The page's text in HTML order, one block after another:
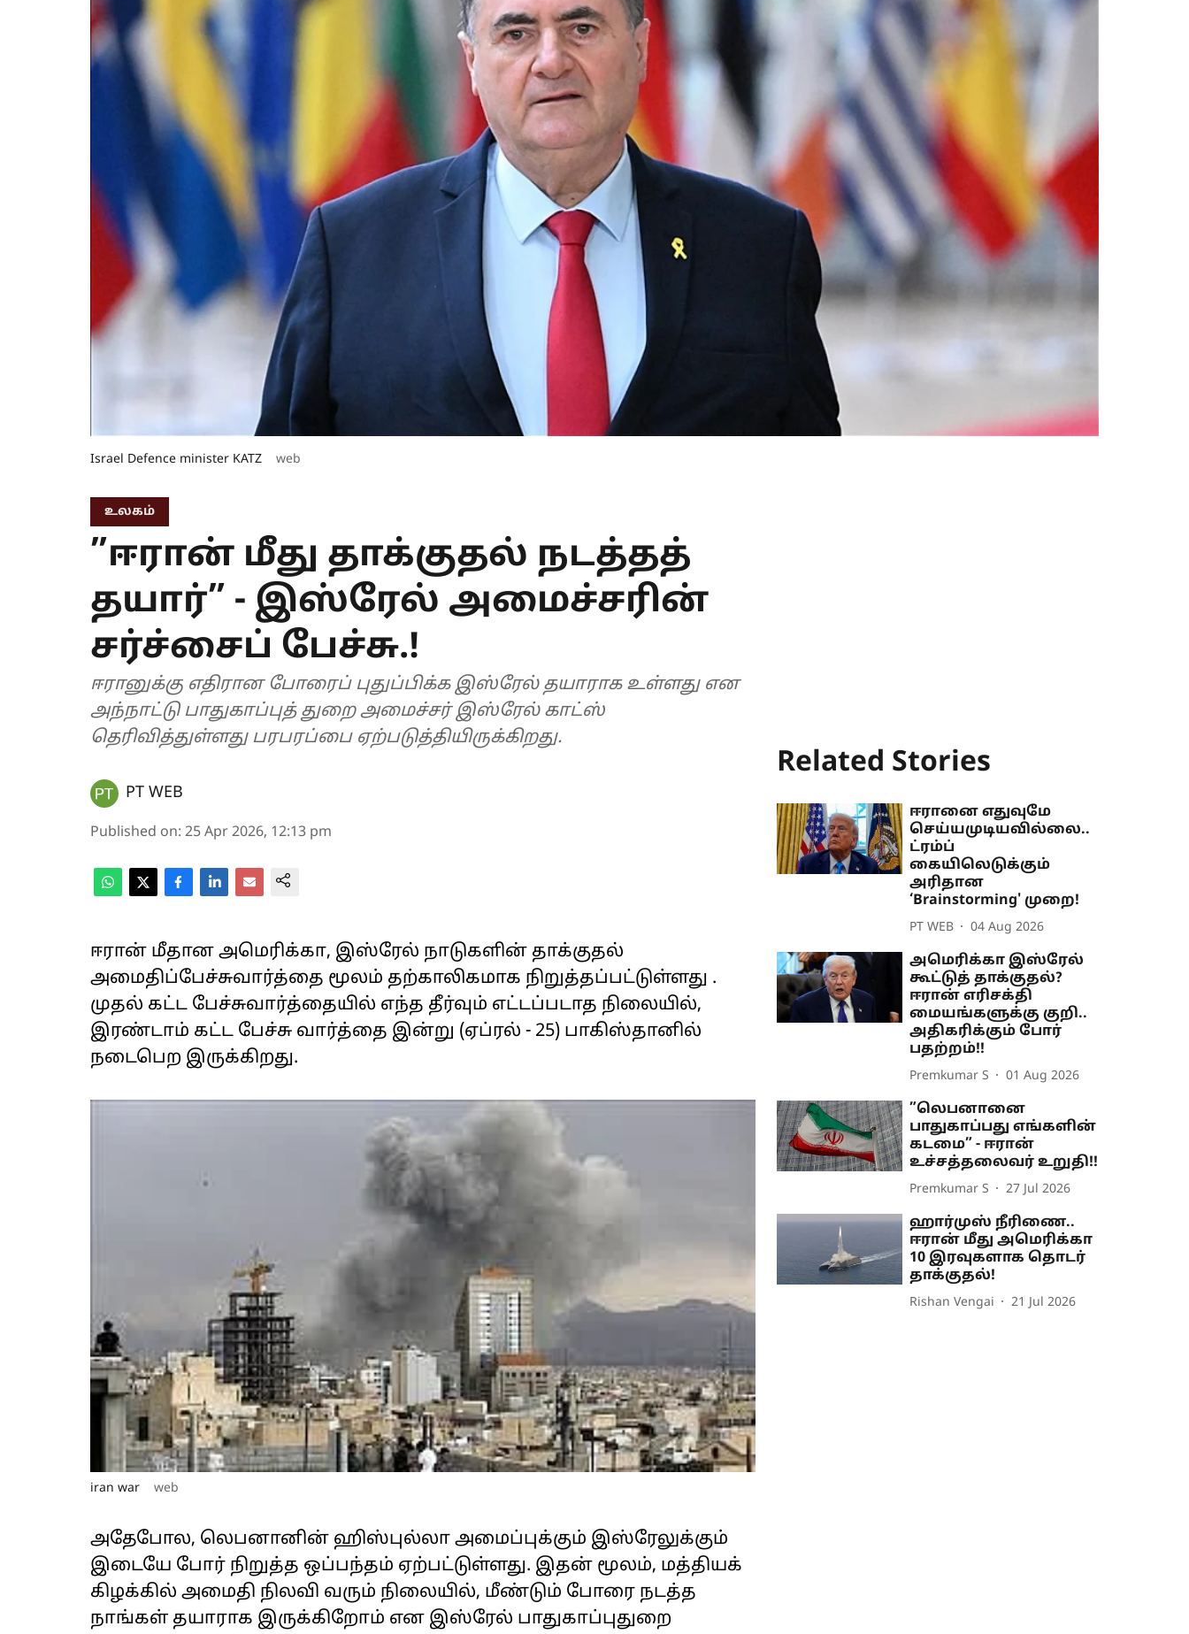
Israel Defence minister KATZ web
உலகம்
”ஈரான் மீது தாக்குதல் நடத்தத்
தயார்” - இஸ்ரேல் அமைச்சரின்
சர்ச்சைப் பேச்சு.!
ஈரானுக்கு எதிரான போரைப் புதுப்பிக்க இஸ்ரேல் தயாராக உள்ளது என
அந்நாட்டு பாதுகாப்புத் துறை அமைச்சர் இஸ்ரேல் காட்ஸ்
தெரிவித்துள்ளது பரபரப்பை ஏற்படுத்தியிருக்கிறது.
PT WEB
Published on: 25 Apr 2026, 12:13 pm
ஈரான் மீதான அமெரிக்கா, இஸ்ரேல் நாடுகளின் தாக்குதல்
அமைதிப்பேச்சுவார்த்தை மூலம் தற்காலிகமாக நிறுத்தப்பட்டுள்ளது .
முதல் கட்ட பேச்சுவார்த்தையில் எந்த தீர்வும் எட்டப்படாத நிலையில்,
இரண்டாம் கட்ட பேச்சு வார்த்தை இன்று (ஏப்ரல் - 25) பாகிஸ்தானில்
நடைபெற இருக்கிறது.
iran war web
அதேபோல, லெபனானின் ஹிஸ்புல்லா அமைப்புக்கும் இஸ்ரேலுக்கும்
இடையே போர் நிறுத்த ஒப்பந்தம் ஏற்பட்டுள்ளது. இதன் மூலம், மத்தியக்
கிழக்கில் அமைதி நிலவி வரும் நிலையில், மீண்டும் போரை நடத்த
நாங்கள் தயாராக இருக்கிறோம் என இஸ்ரேல் பாதுகாப்புதுறை
Related Stories
ஈரானை எதுவுமே
செய்யமுடியவில்லை..
ட்ரம்ப்
கையிலெடுக்கும்
அரிதான
‘Brainstorming' முறை!
PT WEB 04 Aug 2026
அமெரிக்கா இஸ்ரேல்
கூட்டுத் தாக்குதல்?
ஈரான் எரிசக்தி
மையங்களுக்கு குறி..
அதிகரிக்கும் போர்
பதற்றம்!!
Premkumar S 01 Aug 2026
”லெபனானை
பாதுகாப்பது எங்களின்
கடமை” - ஈரான்
உச்சத்தலைவர் உறுதி!!
Premkumar S 27 Jul 2026
ஹார்முஸ் நீரிணை..
ஈரான் மீது அமெரிக்கா
10 இரவுகளாக தொடர்
தாக்குதல்!
Rishan Vengai 21 Jul 2026